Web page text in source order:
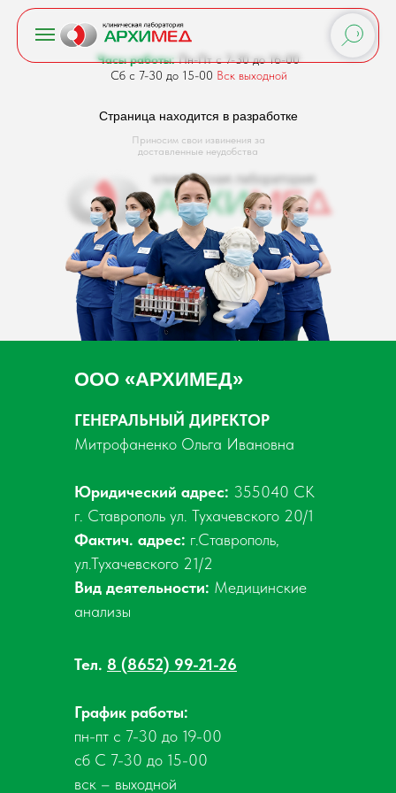
Часы работы:Пн-Пт с 7-30 до 16-00
Сб с 7-30 до 15-00 Вск выходной
Страница находится в разработке
Приносим свои извинения за
доставленные неудобства
ГЕНЕРАЛЬНЫЙ ДИРЕКТОР
Митрофаненко Ольга Ивановна
Юридический адрес: 355040 СК
г. Ставрополь ул. Тухачевского 20/1
Фактич. адрес: г.Ставрополь,
ул.Тухачевского 21/2
Вид деятельности: Медицинские
анализы
Тел. 8 (8652) 99-21-26
График работы:
пн-пт с 7-30 до 19-00
сб С 7-30 до 15-00
вск – выходной
ООО «АРХИМЕД»